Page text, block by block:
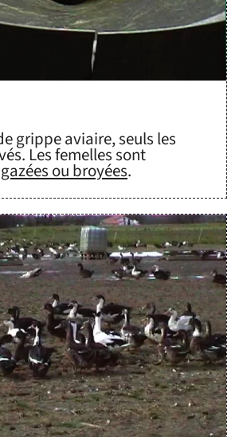
grippe aviaire, seuls les
Les femelles sont
gazées ou broyées.